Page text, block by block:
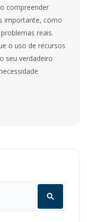
compreender
importante, como
reais.
o uso de recursos
seu verdadeiro